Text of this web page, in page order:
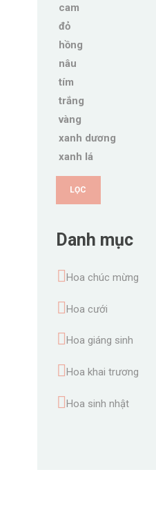
cam
đỏ
hồng
nâu
tím
trắng
vàng
xanh dương
xanh lá
LỌC
Danh mục
Hoa chúc mừng
Hoa cưới
Hoa giáng sinh
Hoa khai trương
Hoa sinh nhật